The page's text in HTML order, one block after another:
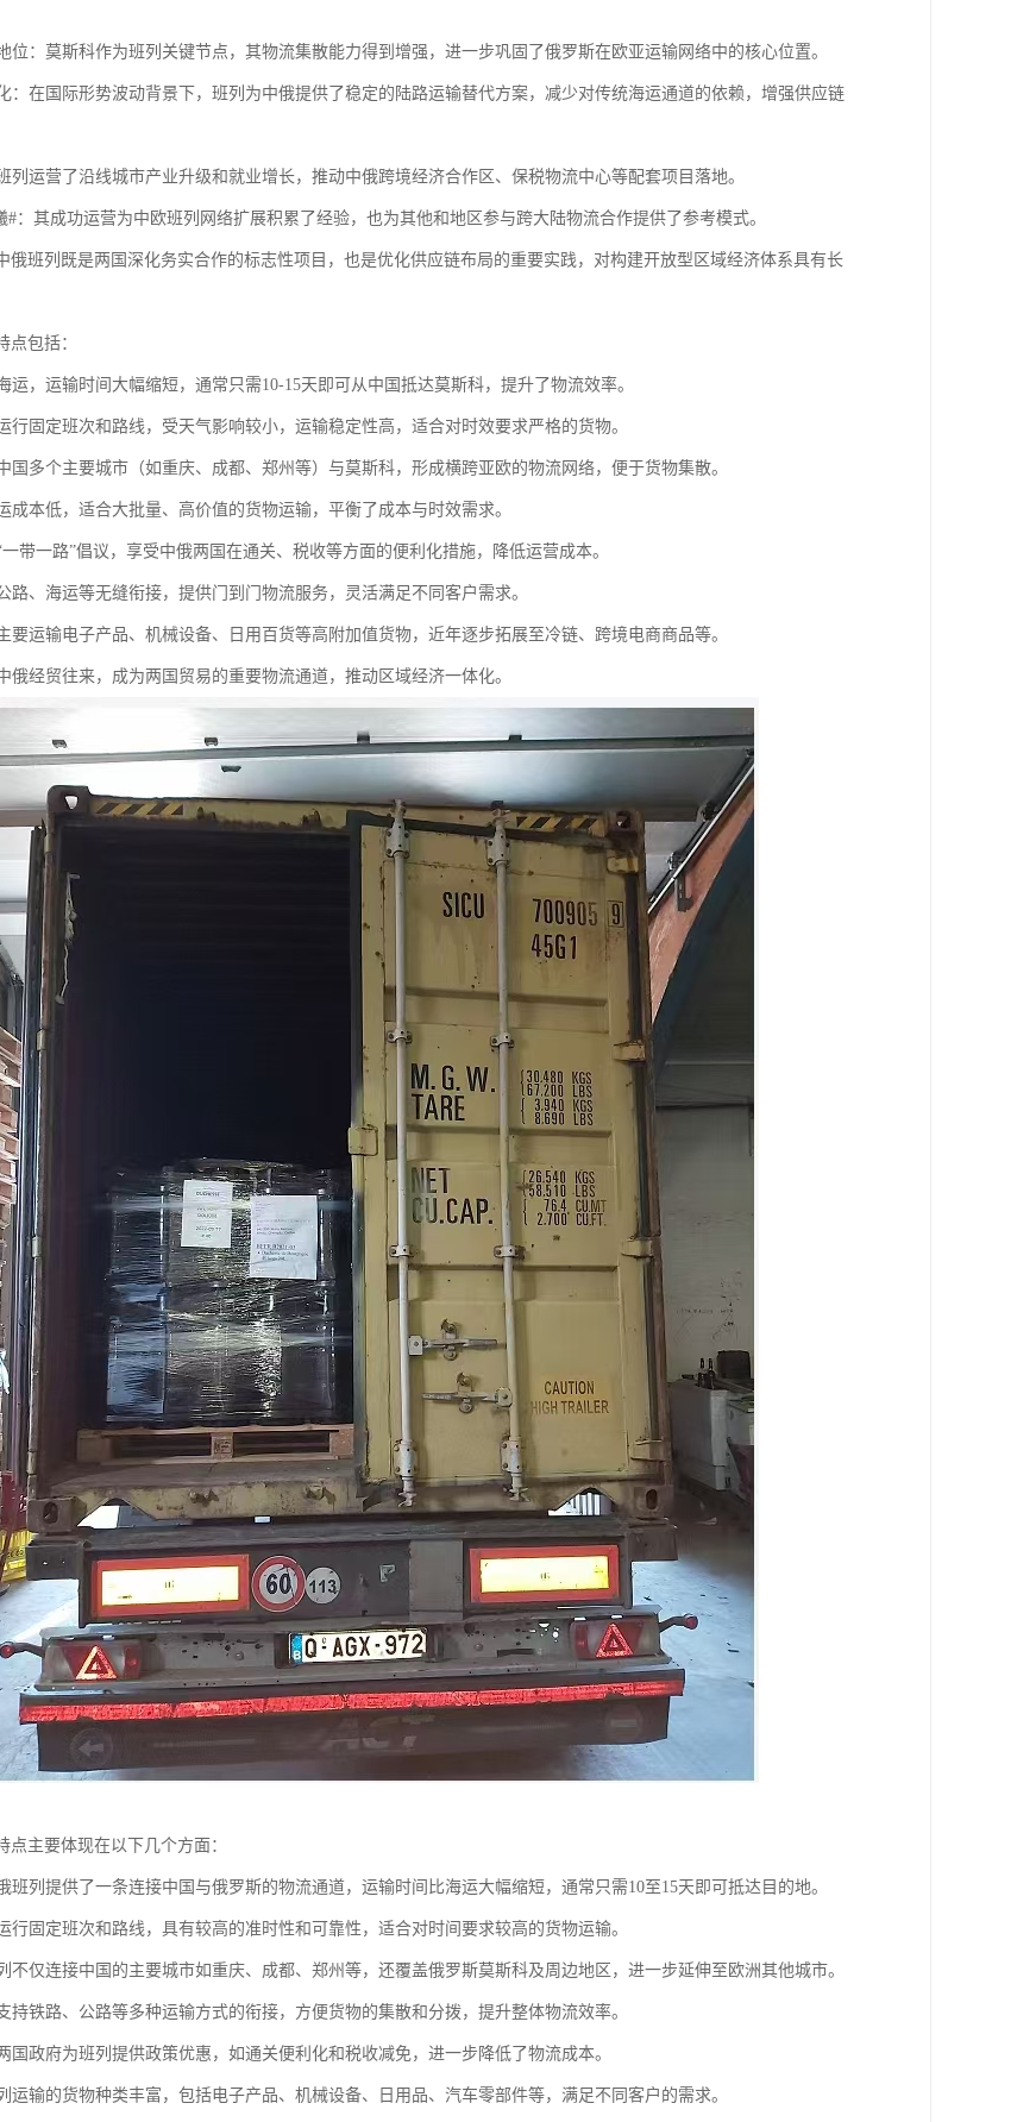
位：莫斯科作为班列关键节点，其物流集散能力得到增强，进一步巩固了俄罗斯在欧亚运输网络中的核心位置。
：在国际形势波动背景下，班列为中俄提供了稳定的陆路运输替代方案，减少对传统海运通道的依赖，增强供应链
列运营了沿线城市产业升级和就业增长，推动中俄跨境经济合作区、保税物流中心等配套项目落地。
#：其成功运营为中欧班列网络扩展积累了经验，也为其他和地区参与跨大陆物流合作提供了参考模式。
俄班列既是两国深化务实合作的标志性项目，也是优化供应链布局的重要实践，对构建开放型区域经济体系具有长
点包括：
运，运输时间大幅缩短，通常只需10-15天即可从中国抵达莫斯科，提升了物流效率。
行固定班次和路线，受天气影响较小，运输稳定性高，适合对时效要求严格的货物。
国多个主要城市（如重庆、成都、郑州等）与莫斯科，形成横跨亚欧的物流网络，便于货物集散。
成本低，适合大批量、高价值的货物运输，平衡了成本与时效需求。
带一路”倡议，享受中俄两国在通关、税收等方面的便利化措施，降低运营成本。
路、海运等无缝衔接，提供门到门物流服务，灵活满足不同客户需求。
要运输电子产品、机械设备、日用百货等高附加值货物，近年逐步拓展至冷链、跨境电商商品等。
俄经贸往来，成为两国贸易的重要物流通道，推动区域经济一体化。
点主要体现在以下几个方面：
班列提供了一条连接中国与俄罗斯的物流通道，运输时间比海运大幅缩短，通常只需10至15天即可抵达目的地。
行固定班次和路线，具有较高的准时性和可靠性，适合对时间要求较高的货物运输。
不仅连接中国的主要城市如重庆、成都、郑州等，还覆盖俄罗斯莫斯科及周边地区，进一步延伸至欧洲其他城市。
持铁路、公路等多种运输方式的衔接，方便货物的集散和分拨，提升整体物流效率。
国政府为班列提供政策优惠，如通关便利化和税收减免，进一步降低了物流成本。
运输的货物种类丰富，包括电子产品、机械设备、日用品、汽车零部件等，满足不同客户的需求。